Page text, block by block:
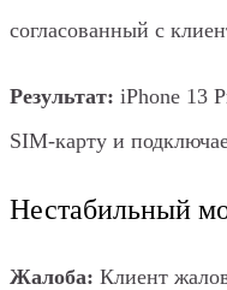
согласованный с
Результат: iPhone 13
SIM-карту и
Нестабильный
Жалоба: Клиент